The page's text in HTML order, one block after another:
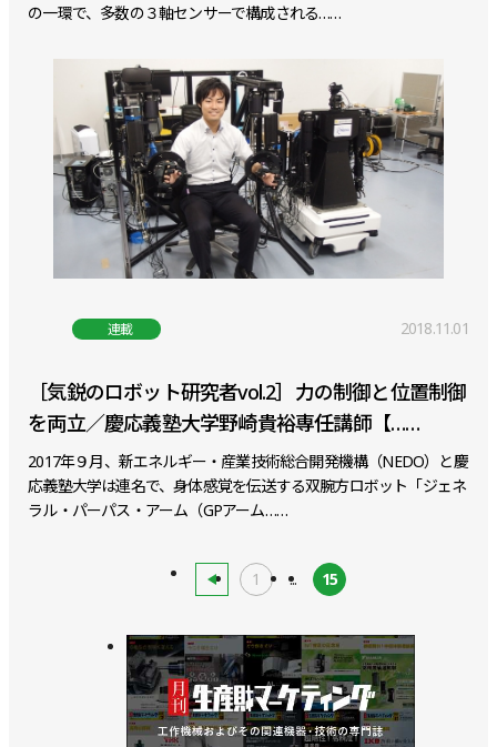
の一環で、多数の３軸センサーで構成される……
連載 2018.11.01
［気鋭のロボット研究者vol.2］力の制御と位置制御
を両立／慶応義塾大学野崎貴裕専任講師【……
2017年９月、新エネルギー・産業技術総合開発機構（NEDO）と慶
応義塾大学は連名で、身体感覚を伝送する双腕方ロボット「ジェネ
ラル・パーパス・アーム（GPアーム……
1 ... 15